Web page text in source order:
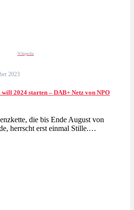
Wikipedia
2023
2024 starten – DAB+ Netz von NPO
die bis Ende August von
herrscht erst einmal Stille.…